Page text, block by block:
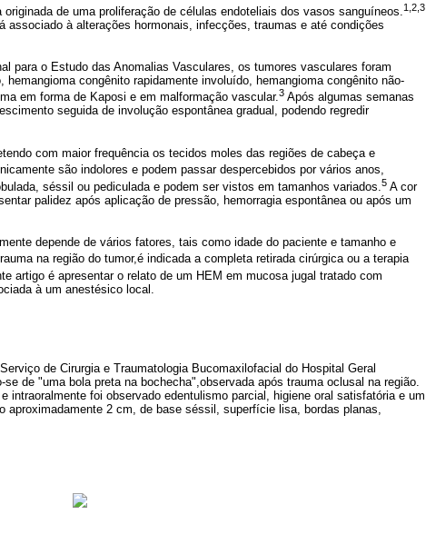
de uma proliferação de células endoteliais dos vasos sanguíneos. 1,2,3
associado à alterações hormonais, infecções, traumas e até condições
para o Estudo das Anomalias Vasculares, os tumores vasculares foram
congênito rapidamente involuído, hemangioma congênito não-
em forma de Kaposi e em malformação vascular.3 Após algumas semanas
seguida de involução espontânea gradual, podendo regredir
com maior frequência os tecidos moles das regiões de cabeça e
são indolores e podem passar despercebidos por vários anos,
séssil ou pediculada e podem ser vistos em tamanhos variados. 5 A cor
palidez após aplicação de pressão, hemorragia espontânea ou após um
depende de vários fatores, tais como idade do paciente e tamanho e
na região do tumor,é indicada a completa retirada cirúrgica ou a terapia
artigo é apresentar o relato de um HEM em mucosa jugal tratado com
à um anestésico local.
de Cirurgia e Traumatologia Bucomaxilofacial do Hospital Geral
de "uma bola preta na bochecha",observada após trauma oclusal na região.
intraoralmente foi observado edentulismo parcial, higiene oral satisfatória e um
aproximadamente 2 cm, de base séssil, superfície lisa, bordas planas,